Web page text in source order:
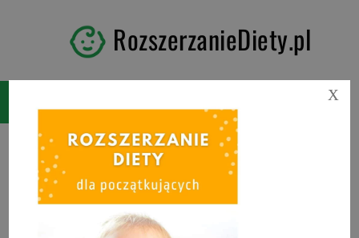
RozszerzanieDiety.pl
Tag:rozszerzanie diety
alergika
X